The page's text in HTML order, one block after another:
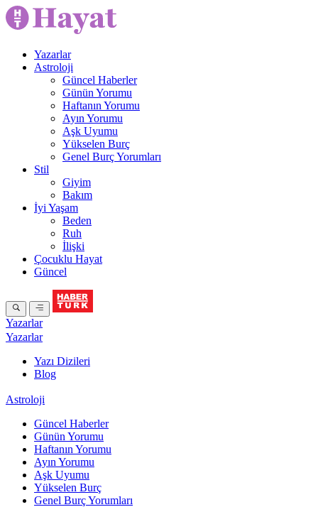
Yazarlar
Astroloji
Güncel Haberler
Günün Yorumu
Haftanın Yorumu
Ayın Yorumu
Aşk Uyumu
Yükselen Burç
Genel Burç Yorumları
Stil
Giyim
Bakım
İyi Yaşam
Beden
Ruh
İlişki
Çocuklu Hayat
Güncel
Yazarlar
Yazarlar
Yazı Dizileri
Blog
Astroloji
Güncel Haberler
Günün Yorumu
Haftanın Yorumu
Ayın Yorumu
Aşk Uyumu
Yükselen Burç
Genel Burç Yorumları